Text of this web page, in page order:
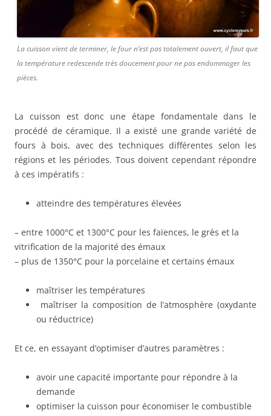
La cuisson vient de terminer, le four n’est pas totalement ouvert, il faut que
la température redescende très doucement pour ne pas endommager les
pièces.
La cuisson est donc une étape fondamentale dans le
procédé de céramique. Il a existé une grande variété de
fours à bois, avec des techniques différentes selon les
régions et les périodes. Tous doivent cependant répondre
à ces impératifs :
atteindre des températures élevées
– entre 1000°C et 1300°C pour les faïences, le grès et la
vitrification de la majorité des émaux
– plus de 1350°C pour la porcelaine et certains émaux
maîtriser les températures
maîtriser la composition de l’atmosphère (oxydante
ou réductrice)
Et ce, en essayant d’optimiser d’autres paramètres :
avoir une capacité importante pour répondre à la
demande
optimiser la cuisson pour économiser le combustible